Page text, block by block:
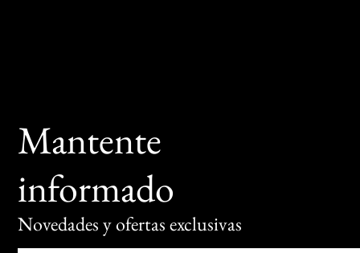
Mantente
informado
Novedades y ofertas exclusivas